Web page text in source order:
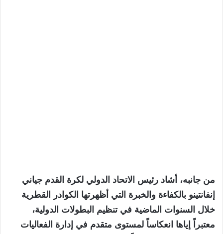
من جانبه، أشاد رئيس الاتحاد الدولي لكرة القدم جياني
إنفانتينو بالكفاءة والخبرة التي أظهرتها الكوادر القطرية
خلال السنوات الماضية في تنظيم البطولات الدولية،
معتبراً إياها انعكاساً لمستوى متقدم في إدارة الفعاليات